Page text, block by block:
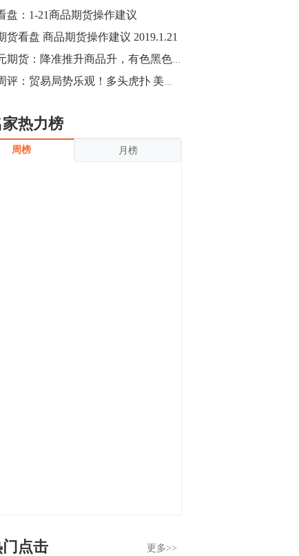
势，白银将开启补涨，且涨幅超过黄
金银比有望高位回归。
期货主力合约涨停，涨幅达3.98%，报
大豆期货市场上涨，11月期约收高
响，夜盘连粕高位窄幅震荡，建议短线
为主。 ...
5日消息，内外盘贵金属强劲走升，沪
主力合约涨停，涨幅3.99%，报334.00
大至4.4%。
盘：1-21商品期货操作建议
货看盘 商品期货操作建议 2019.1.21
董镇元期货：降准推升商品升，有色黑色延续多
原油周评：贸易局势乐观！多头虎扑 美布两油喜迎第三周收阳
热力榜
周榜 月榜
更多>>
点击